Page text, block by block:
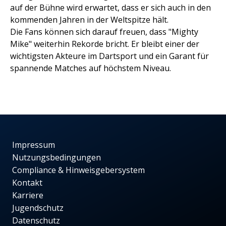
auf der Bühne wird erwartet, dass er sich auch in den
kommenden Jahren in der Weltspitze hält.
Die Fans können sich darauf freuen, dass "Mighty
Mike" weiterhin Rekorde bricht. Er bleibt einer der
wichtigsten Akteure im Dartsport und ein Garant für
spannende Matches auf höchstem Niveau.
Impressum
Nutzungsbedingungen
Compliance & Hinweisgebersystem
Kontakt
Karriere
Jugendschutz
Datenschutz